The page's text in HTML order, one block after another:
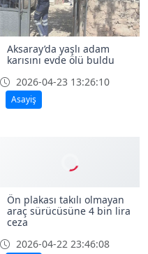
Aksaray’da yaşlı adam
karısını evde ölü buldu
2026-04-23 13:26:10
Asayiş
Ön plakası takılı olmayan
araç sürücüsüne 4 bin lira
ceza
2026-04-22 23:46:08